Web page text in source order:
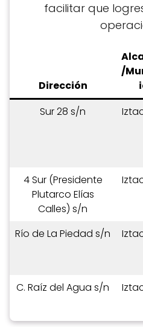
facilitar que
Dirección
/
Sur 28 s/n
4 Sur (Presidente
Plutarco Elías
Calles) s/n
Río de La Piedad s/n
C. Raíz del Agua s/n